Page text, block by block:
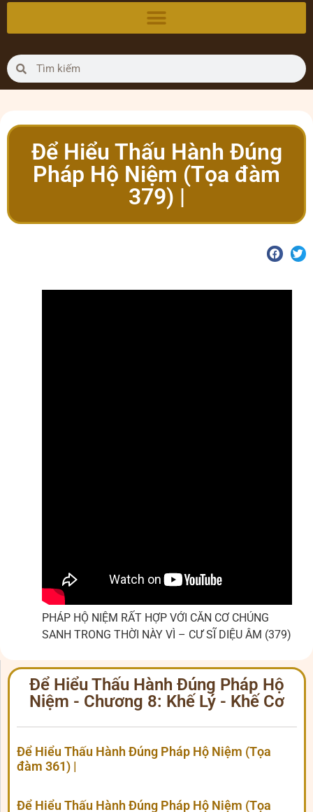
Để Hiểu Thấu Hành Đúng
Pháp Hộ Niệm (Tọa đàm
379) |
PHÁP HỘ NIỆM RẤT HỢP VỚI CĂN CƠ CHÚNG
SANH TRONG THỜI NÀY VÌ – CƯ SĨ DIỆU ÂM (379)
Để Hiểu Thấu Hành Đúng Pháp Hộ
Niệm - Chương 8: Khế Lý - Khế Cơ
Để Hiểu Thấu Hành Đúng Pháp Hộ Niệm (Tọa
đàm 361) |
Để Hiểu Thấu Hành Đúng Pháp Hộ Niệm (Tọa